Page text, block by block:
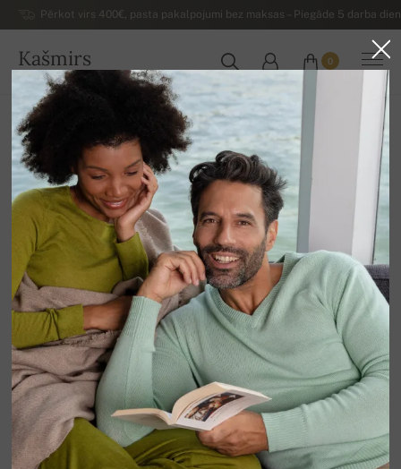
Pērkot virs 400€, pasta pakalpojumi bez maksas – Piegāde 5 darba
Kašmirs
LATVIJA
0
Uz mājām
Luksusa vīriešu kašmira džemperi
Vīriešu kašmira džemperi ar V veida izfriezumu